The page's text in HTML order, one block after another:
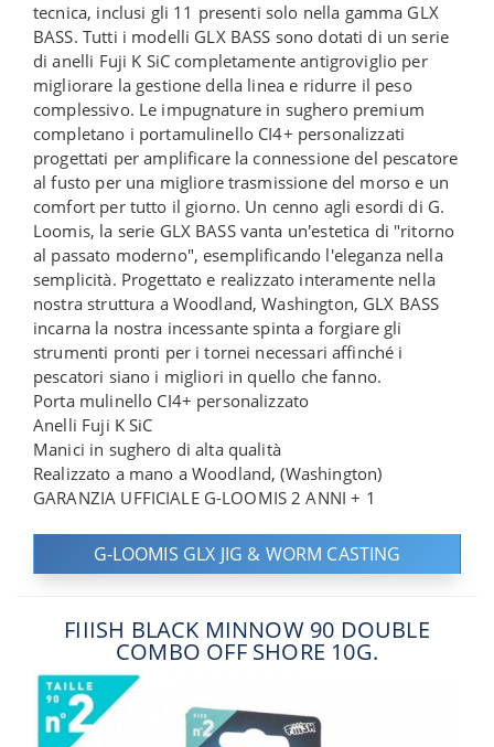
tecnica, inclusi gli 11 presenti solo nella gamma GLX
BASS. Tutti i modelli GLX BASS sono dotati di un serie
di anelli Fuji K SiC completamente antigroviglio per
migliorare la gestione della linea e ridurre il peso
complessivo. Le impugnature in sughero premium
completano i portamulinello CI4+ personalizzati
progettati per amplificare la connessione del pescatore
al fusto per una migliore trasmissione del morso e un
comfort per tutto il giorno. Un cenno agli esordi di G.
Loomis, la serie GLX BASS vanta un'estetica di "ritorno
al passato moderno", esemplificando l'eleganza nella
semplicità. Progettato e realizzato interamente nella
nostra struttura a Woodland, Washington, GLX BASS
incarna la nostra incessante spinta a forgiare gli
strumenti pronti per i tornei necessari affinché i
pescatori siano i migliori in quello che fanno.
Porta mulinello CI4+ personalizzato
Anelli Fuji K SiC
Manici in sughero di alta qualità
Realizzato a mano a Woodland, (Washington)
GARANZIA UFFICIALE G-LOOMIS 2 ANNI + 1
G-LOOMIS GLX JIG & WORM CASTING
FIIISH BLACK MINNOW 90 DOUBLE
COMBO OFF SHORE 10G.